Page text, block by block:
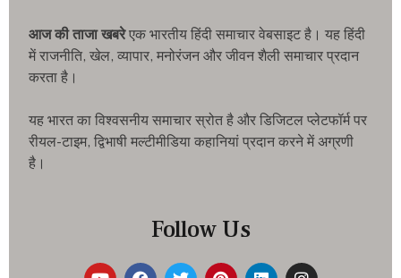
आज की ताजा खबरेएक भारतीय हिंदी समाचार वेबसाइट है। यह हिंदी
में राजनीति, खेल, व्यापार, मनोरंजन और जीवन शैली समाचार प्रदान
करता है।
यह भारत का विश्वसनीय समाचार स्रोत है और डिजिटल प्लेटफॉर्म पर
रीयल-टाइम, द्विभाषी मल्टीमीडिया कहानियां प्रदान करने में अग्रणी
है।
Follow Us